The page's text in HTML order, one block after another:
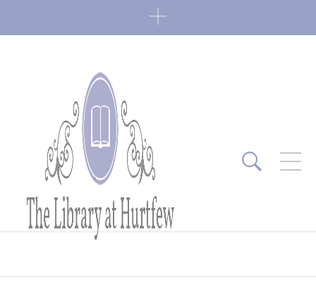
Fin de série 2022
7 janvier 2022 0 Comments
Lectures 2022
6 janvier 2022 0 Comments
Lectures 2021